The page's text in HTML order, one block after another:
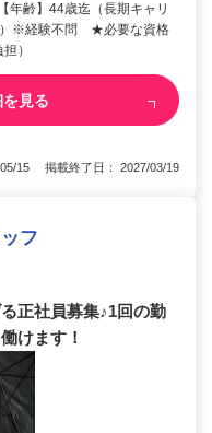
年齢】44歳迄（長期キャリ
）※経験不問 ★必要な資格
）
見る
05/15 掲載終了日： 2027/03/19
フ
正社員募集♪1回の勤
けます！